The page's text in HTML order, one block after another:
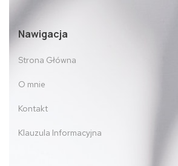
Nawigacja
Strona Główna
O mnie
Kontakt
Klauzula Informacyjna